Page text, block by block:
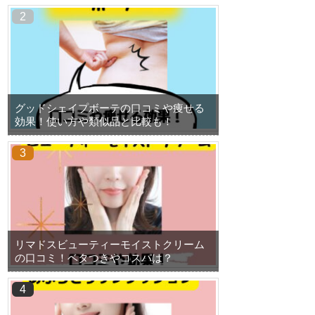
グッドシェイプボーテの口コミや痩せる
効果！使い方や類似品と比較も！
リマドスビューティーモイストクリーム
の口コミ！ベタつきやコスパは？